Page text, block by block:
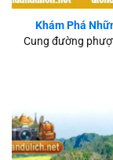
Khám Phá
Cung đường